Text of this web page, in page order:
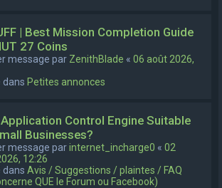
| Best Mission Completion Guide
27 Coins
message par ZenithBlade « 06 août 2026,
dans Petites annonces
Application Control Engine Suitable
Businesses?
message parinternet_incharge0 « 02
12:26
dans Avis / Suggestions / plaintes / FAQ
QUE le Forum ou Facebook)